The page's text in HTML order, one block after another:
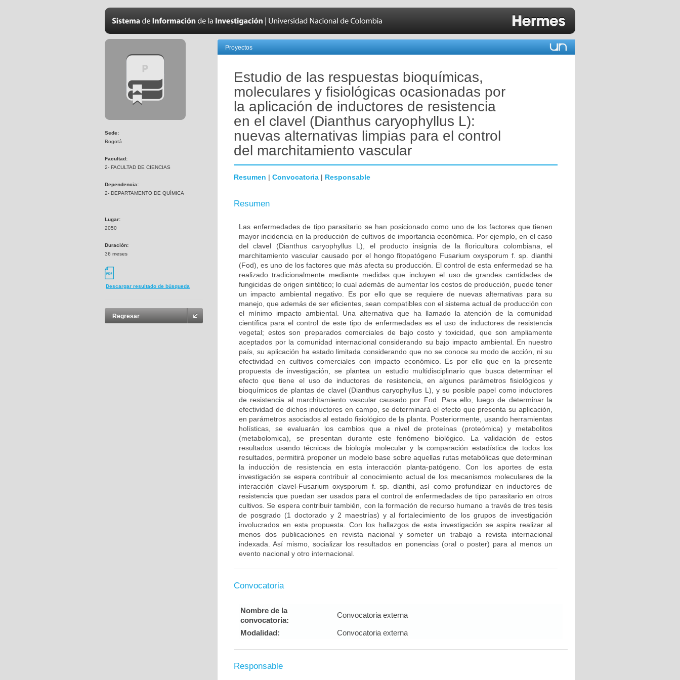
Sede:
Bogotá
Facultad:
2- FACULTAD DE CIENCIAS
Dependencia:
2- DEPARTAMENTO DE QUÍMICA
Lugar:
2050
Duración:
36 meses
Descargar resultado de búsqueda
Regresar
Proyectos
Estudio de las respuestas bioquímicas,
moleculares y fisiológicas ocasionadas por
la aplicación de inductores de resistencia
en el clavel (Dianthus caryophyllus L):
nuevas alternativas limpias para el control
del marchitamiento vascular
Resumen | Convocatoria | Responsable
Resumen
Las enfermedades de tipo parasitario se han posicionado como uno de los factores que tienen
mayor incidencia en la producción de cultivos de importancia económica. Por ejemplo, en el caso
del clavel (Dianthus caryophyllus L), el producto insignia de la floricultura colombiana, el
marchitamiento vascular causado por el hongo fitopatógeno Fusarium oxysporum f. sp. dianthi
(Fod), es uno de los factores que más afecta su producción. El control de esta enfermedad se ha
realizado tradicionalmente mediante medidas que incluyen el uso de grandes cantidades de
fungicidas de origen sintético; lo cual además de aumentar los costos de producción, puede tener
un impacto ambiental negativo. Es por ello que se requiere de nuevas alternativas para su
manejo, que además de ser eficientes, sean compatibles con el sistema actual de producción con
el mínimo impacto ambiental. Una alternativa que ha llamado la atención de la comunidad
científica para el control de este tipo de enfermedades es el uso de inductores de resistencia
vegetal; estos son preparados comerciales de bajo costo y toxicidad, que son ampliamente
aceptados por la comunidad internacional considerando su bajo impacto ambiental. En nuestro
país, su aplicación ha estado limitada considerando que no se conoce su modo de acción, ni su
efectividad en cultivos comerciales con impacto económico. Es por ello que en la presente
propuesta de investigación, se plantea un estudio multidisciplinario que busca determinar el
efecto que tiene el uso de inductores de resistencia, en algunos parámetros fisiológicos y
bioquímicos de plantas de clavel (Dianthus caryophyllus L), y su posible papel como inductores
de resistencia al marchitamiento vascular causado por Fod. Para ello, luego de determinar la
efectividad de dichos inductores en campo, se determinará el efecto que presenta su aplicación,
en parámetros asociados al estado fisiológico de la planta. Posteriormente, usando herramientas
holísticas, se evaluarán los cambios que a nivel de proteínas (proteómica) y metabolitos
(metabolomica), se presentan durante este fenómeno biológico. La validación de estos
resultados usando técnicas de biología molecular y la comparación estadística de todos los
resultados, permitirá proponer un modelo base sobre aquellas rutas metabólicas que determinan
la inducción de resistencia en esta interacción planta-patógeno. Con los aportes de esta
investigación se espera contribuir al conocimiento actual de los mecanismos moleculares de la
interacción clavel-Fusarium oxysporum f. sp. dianthi, así como profundizar en inductores de
resistencia que puedan ser usados para el control de enfermedades de tipo parasitario en otros
cultivos. Se espera contribuir también, con la formación de recurso humano a través de tres tesis
de posgrado (1 doctorado y 2 maestrías) y al fortalecimiento de los grupos de investigación
involucrados en esta propuesta. Con los hallazgos de esta investigación se aspira realizar al
menos dos publicaciones en revista nacional y someter un trabajo a revista internacional
indexada. Así mismo, socializar los resultados en ponencias (oral o poster) para al menos un
evento nacional y otro internacional.
Convocatoria
Nombre de la
convocatoria:
Convocatoria externa
Modalidad: Convocatoria externa
Responsable